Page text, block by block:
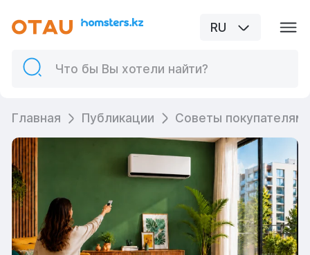
RU
Главная Публикации Советы покупателям